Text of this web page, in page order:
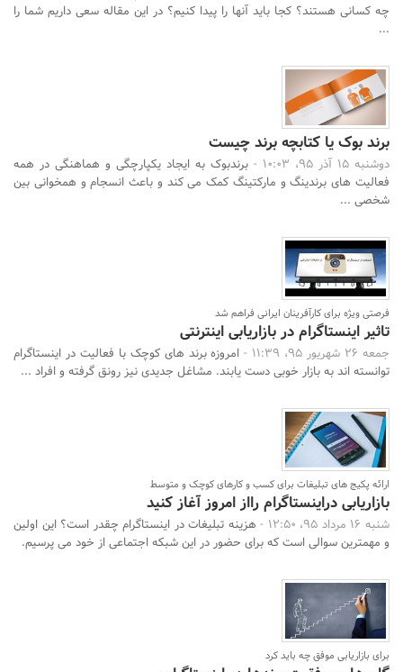
چه کسانی هستند؟ کجا باید آنها را پیدا کنیم؟ در این مقاله سعی داریم شما را
...
برند بوک یا کتابچه برند چیست
دوشنبه 15 آذر 95، 10:03 -
برندبوک به ایجاد یکپارچگی و هماهنگی در همه
فعالیت های برندینگ و مارکتینگ کمک می کند و باعث انسجام و همخوانی بین
شخصی ...
فرصتی ویژه برای کارآفرینان ایرانی فراهم شد
تاثیر اینستاگرام در بازاریابی اینترنتی
جمعه 26 شهریور 95، 11:39 -
امروزه برند های کوچک با فعالیت در اینستاگرام
توانسته اند به بازار خوبی دست یابند. مشاغل جدیدی نیز رونق گرفته و افراد ...
ارائه پکیج های تبلیغات برای کسب و کارهای کوچک و متوسط
بازاریابی دراینستاگرام رااز امروز آغاز کنید
شنبه 16 مرداد 95، 12:50 -
هزینه تبلیغات در اینستاگرام چقدر است؟ این اولین
و مهمترین سوالی است که برای حضور در این شبکه اجتماعی از خود می پرسیم.
برای بازاریابی موفق چه باید کرد